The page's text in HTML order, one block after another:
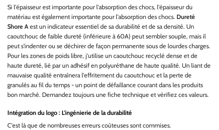
Si l'épaisseur est importante pour l'absorption des chocs, l'épaisseur du
matériau est également importante pour l'absorption des chocs. Dureté
Shore A est un indicateur essentiel de sa durabilité et de sa densité. Un
caoutchouc de faible dureté (inférieure à 60A) peut sembler souple, mais il
peut s'indenter ou se déchirer de façon permanente sous de lourdes charges.
Pour les zones de poids libre, j'utilise un caoutchouc recyclé dense et de
haute dureté, lié par un adhésif en polyuréthane de haute qualité. Un liant de
mauvaise qualité entraînera l'effritement du caoutchouc et la perte de
granulés au fil du temps - un point de défaillance courant dans les produits
bon marché. Demandez toujours une fiche technique et vérifiez ces valeurs.
Intégration du logo : L'ingénierie de la durabilité
C'est là que de nombreuses erreurs coûteuses sont commises.